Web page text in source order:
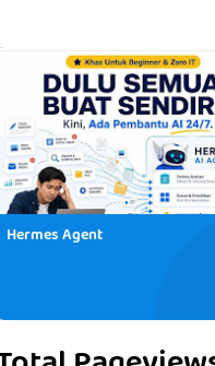
Hermes Agent